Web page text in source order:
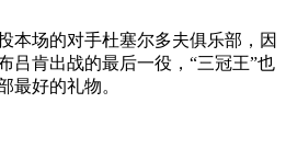
本场的对手杜塞尔多夫俱乐部，因
吕肯出战的最后一役，“三冠王”也
最好的礼物。